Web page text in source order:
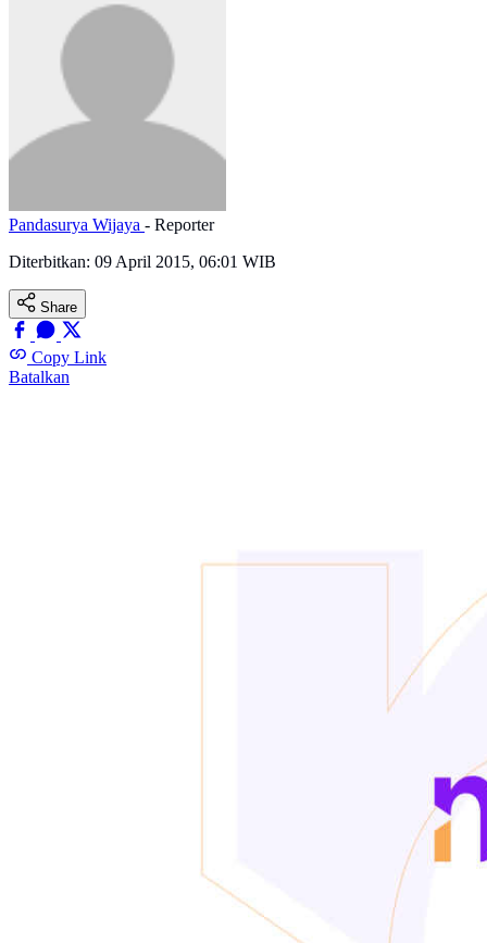
Pandasurya Wijaya - Reporter
Diterbitkan: 09 April 2015, 06:01 WIB
Share
Copy Link
Batalkan